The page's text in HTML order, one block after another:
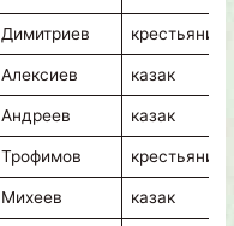
Димитриев крестьянин
Алексиев казак
Андреев казак
Трофимов крестьянин
Михеев казак